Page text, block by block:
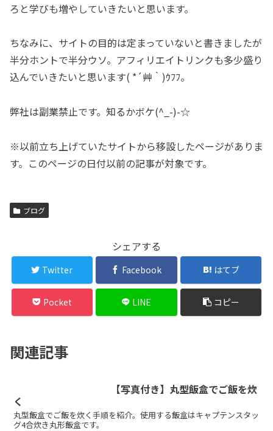
ろと学びも増やしていきたいと思います。
ちなみに、サイトの目的は定まっていないと書きましたが
半分ホントで半分ウソ。アフィリエイトリンクも多少盛り
込んでいきたいと思います( *´艸｀)ｳﾌﾌ。
弊社は副業禁止です。知るかボケ(^_-)-☆
※以前立ち上げていたサイトから移設したページがありま
す。このページの日付以前の記事が対象です。
ブログ
シェアする
Twitter Facebook はてブ
Pocket LINE コピー
関連記事
【写真付き】丸型飯盒でご飯を炊
く
丸型飯盒でご飯を炊く手順を紹介。使用する飯盒はキャプテンスタッ
グ4合炊き丸形飯盒です。